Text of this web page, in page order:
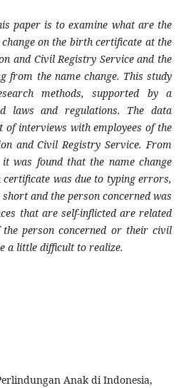
paper is to examine what are the
on the birth certificate at the
and Civil Registry Service and the
from the name change. This study
methods, supported by a
laws and regulations. The data
of interviews with employees of the
and Civil Registry Service. From
was found that the name change
was due to typing errors,
and the person concerned was
that are self-inflicted are related
person concerned or their civil
a little difficult to realize.
Anak di Indonesia,